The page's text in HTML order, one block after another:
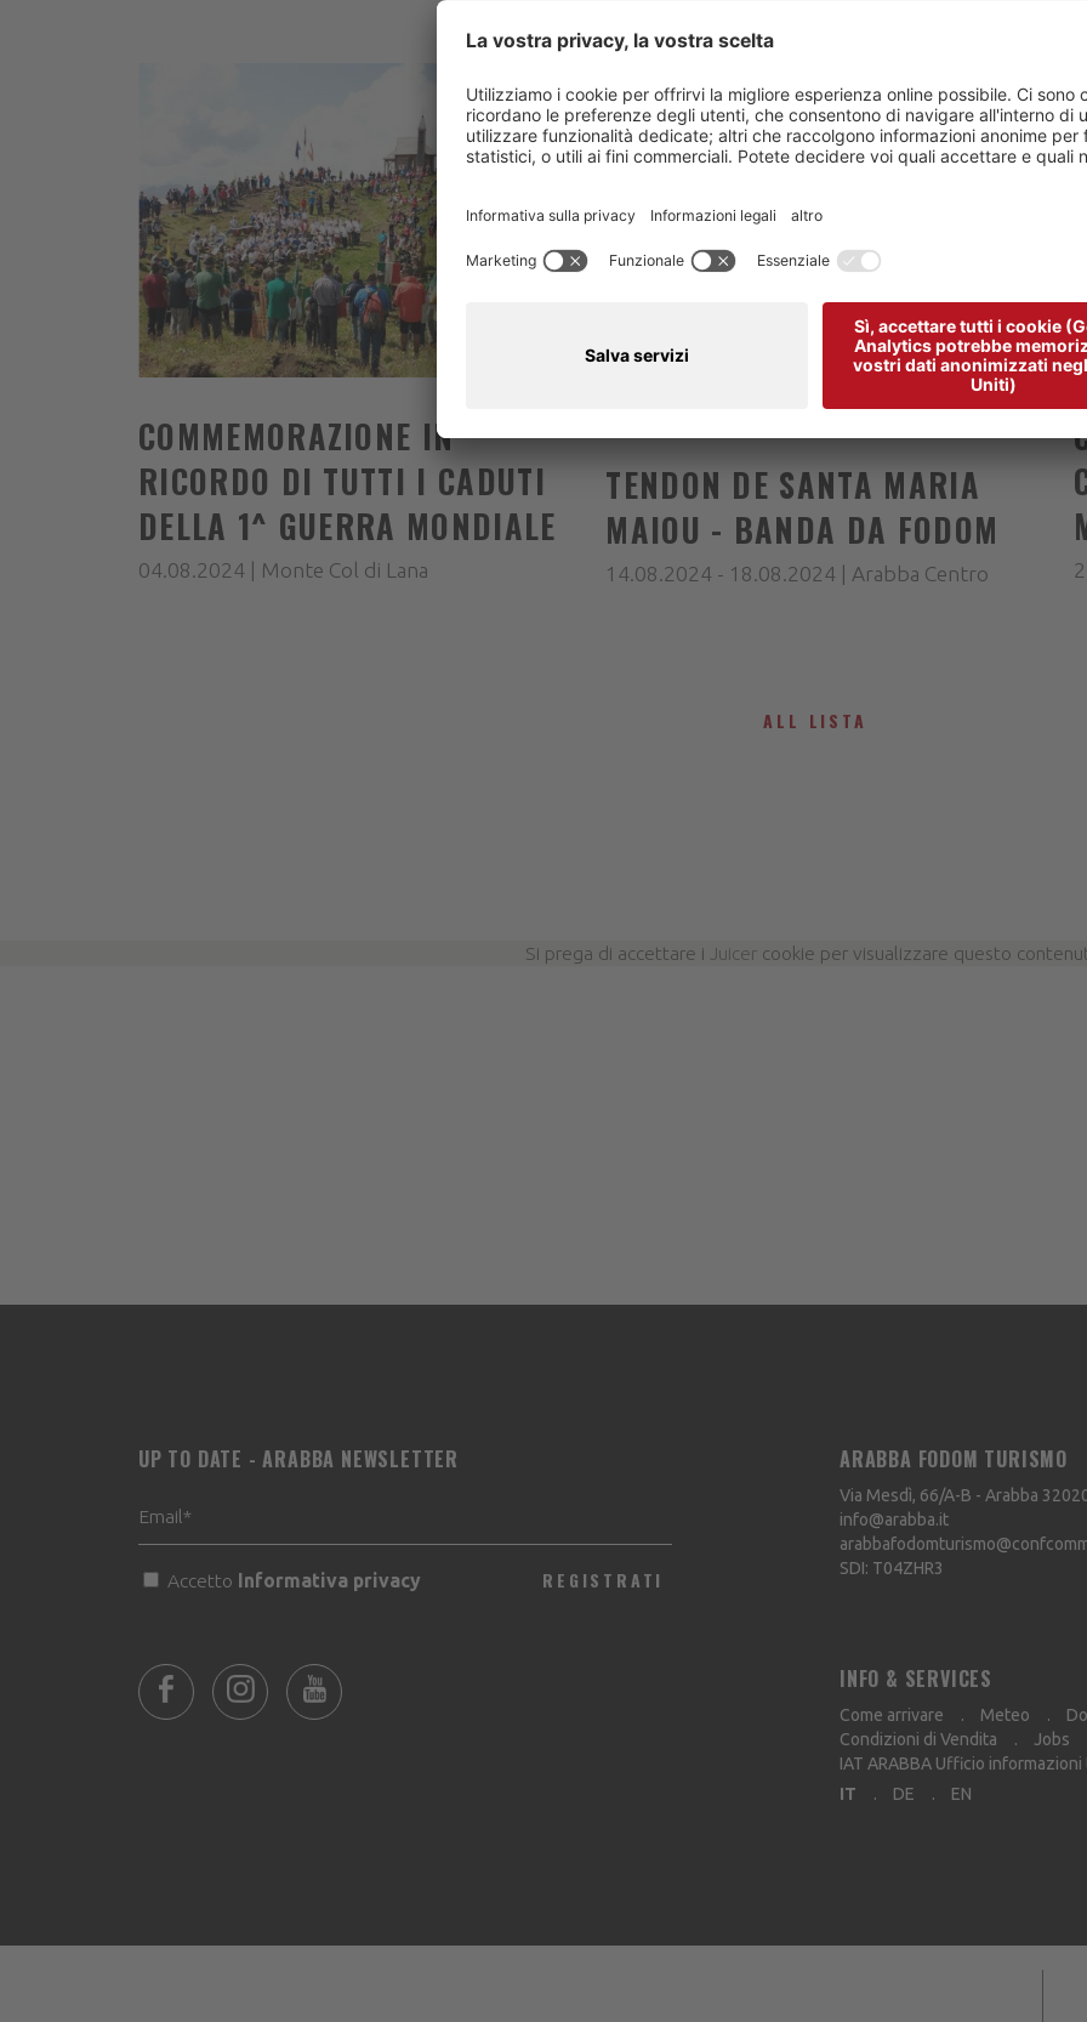
COMMEMORAZIONE IN
RICORDO DI TUTTI I CADUTI
DELLA 1^ GUERRA MONDIALE
04.08.2024 | Monte Col di Lana
TENDON DE SANTA MARIA
MAIOU - BANDA DA FODOM
14.08.2024 - 18.08.2024 | Arabba Centro
ALL LISTA
Si prega di accettare i Juicercookie per visualizzare questo
UP TO DATE - ARABBA NEWSLETTER
Accetto Informativa privacy REGISTRATI
ARABBA FODOM TURISMO
Via Mesdì, 66/A-B - Arabba
info@arabba.it
SDI: T04ZHR3
INFO & SERVICES
Come arrivare Meteo
Condizioni di Vendita
Jobs
IAT ARABBA Ufficio
IT
DE EN